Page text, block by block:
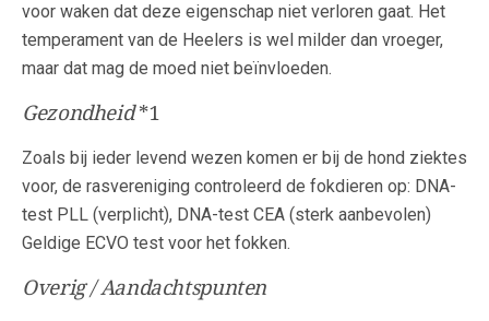
voor waken dat deze eigenschap niet verloren gaat. Het
temperament van de Heelers is wel milder dan vroeger,
maar dat mag de moed niet beïnvloeden.
Gezondheid*1
Zoals bij ieder levend wezen komen er bij de hond ziektes
voor, de rasvereniging controleerd de fokdieren op: DNA-
test PLL (verplicht), DNA-test CEA (sterk aanbevolen)
Geldige ECVO test voor het fokken.
Overig / Aandachtspunten